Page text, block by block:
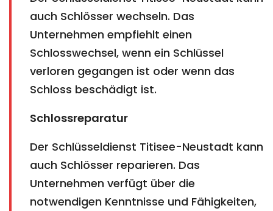
auch Schlösser wechseln. Das
Unternehmen empfiehlt einen
Schlosswechsel, wenn ein Schlüssel
verloren gegangen ist oder wenn das
Schloss beschädigt ist.
Schlossreparatur
Der Schlüsseldienst Titisee-Neustadt kann
auch Schlösser reparieren. Das
Unternehmen verfügt über die
notwendigen Kenntnisse und Fähigkeiten,